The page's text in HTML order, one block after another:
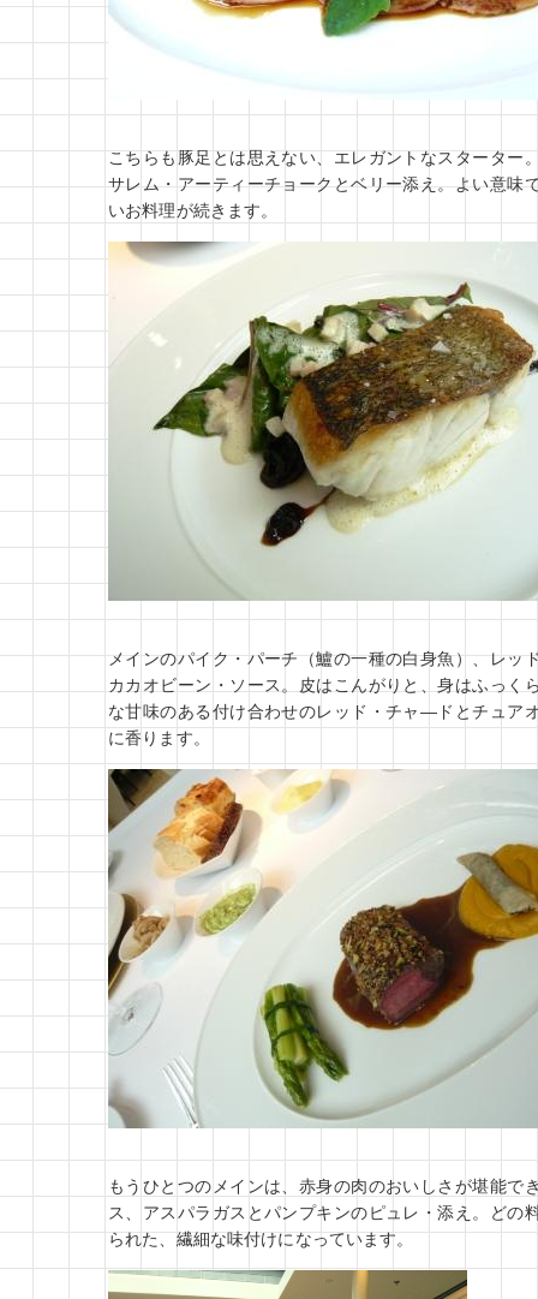
こちらも豚足とは思えない、エレガントなスターター
サレム・アーティーチョークとベリー添え。よい意味
いお料理が続きます。
メインのパイク・パーチ（鱸の一種の白身魚）、レッ
カカオビーン・ソース。皮はこんがりと、身はふっく
な甘味のある付け合わせのレッド・チャ―ドとチュア
に香ります。
もうひとつのメインは、赤身の肉のおいしさが堪能で
ス、アスパラガスとパンプキンのピュレ・添え。どの
られた、繊細な味付けになっています。